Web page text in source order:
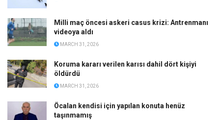
Milli maç öncesi askeri casus krizi: Antrenmanı
videoya aldı
MARCH 31, 2026
Koruma kararı verilen karısı dahil dört kişiyi
öldürdü
MARCH 31, 2026
Öcalan kendisi için yapılan konuta henüz
taşınmamış